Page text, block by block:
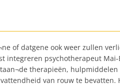
of datgene ook weer zullen
integreren psychotherapeut
therapieën,
van rouw te bevatten.